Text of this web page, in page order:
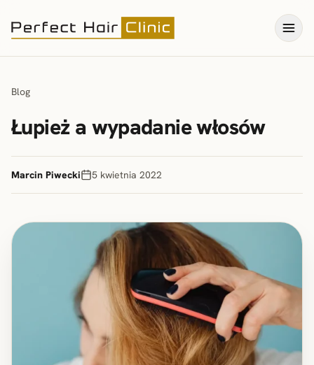
Blog
Łupież a wypadanie włosów
Marcin Piwecki 5 kwietnia 2022